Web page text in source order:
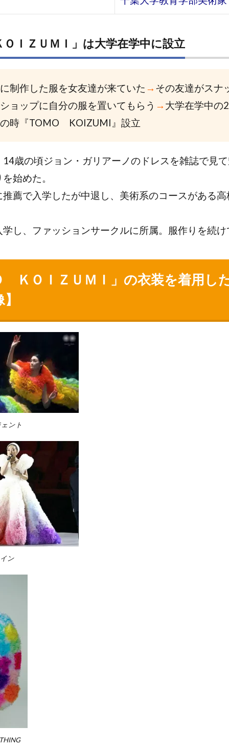
ＩＺＵＭＩ」は大学在学中に設立
制作した服を女友達が来ていた → その友達がスナ
ョップに自分の服を置いてもらう → 大学在学中の
時『TOMO KOIZUMI』設立
歳の頃ジョン・ガリアーノのドレスを雑誌で見
始めた。
薦で入学したが中退し、美術系のコースがある高
し、ファッションサークルに所属。服作りを続け
ＫＯＩＺＵＭＩ」の衣装を着用し
ント
ン